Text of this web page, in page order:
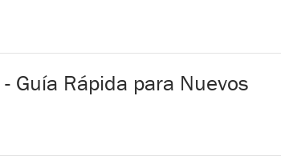
Guía Rápida para Nuevos